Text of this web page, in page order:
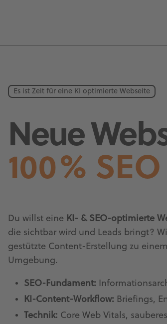
Es ist Zeit für eine KI optimierte Webseite
Neue
100%
Du willst eine KI- & SEO-optimierte
die sichtbar wird und Leads bringt?
gestützte Content-Erstellung zu
Umgebung.
SEO-Fundament:
KI-Content-Workflow: Briefings,
Technik: Core Web Vitals,